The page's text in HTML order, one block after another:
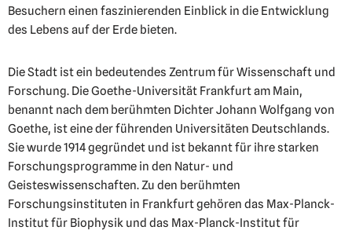
Besuchern einen faszinierenden Einblick in die Entwicklung
des Lebens auf der Erde bieten.
Die Stadt ist ein bedeutendes Zentrum für Wissenschaft und
Forschung. Die Goethe-Universität Frankfurt am Main,
benannt nach dem berühmten Dichter Johann Wolfgang von
Goethe, ist eine der führenden Universitäten Deutschlands.
Sie wurde 1914 gegründet und ist bekannt für ihre starken
Forschungsprogramme in den Natur- und
Geisteswissenschaften. Zu den berühmten
Forschungsinstituten in Frankfurt gehören das Max-Planck-
Institut für Biophysik und das Max-Planck-Institut für